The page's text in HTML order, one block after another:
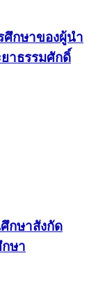
ศึกษาของผู้นำ
าธรรมศักดิ์
กษาสังกัด
ษา